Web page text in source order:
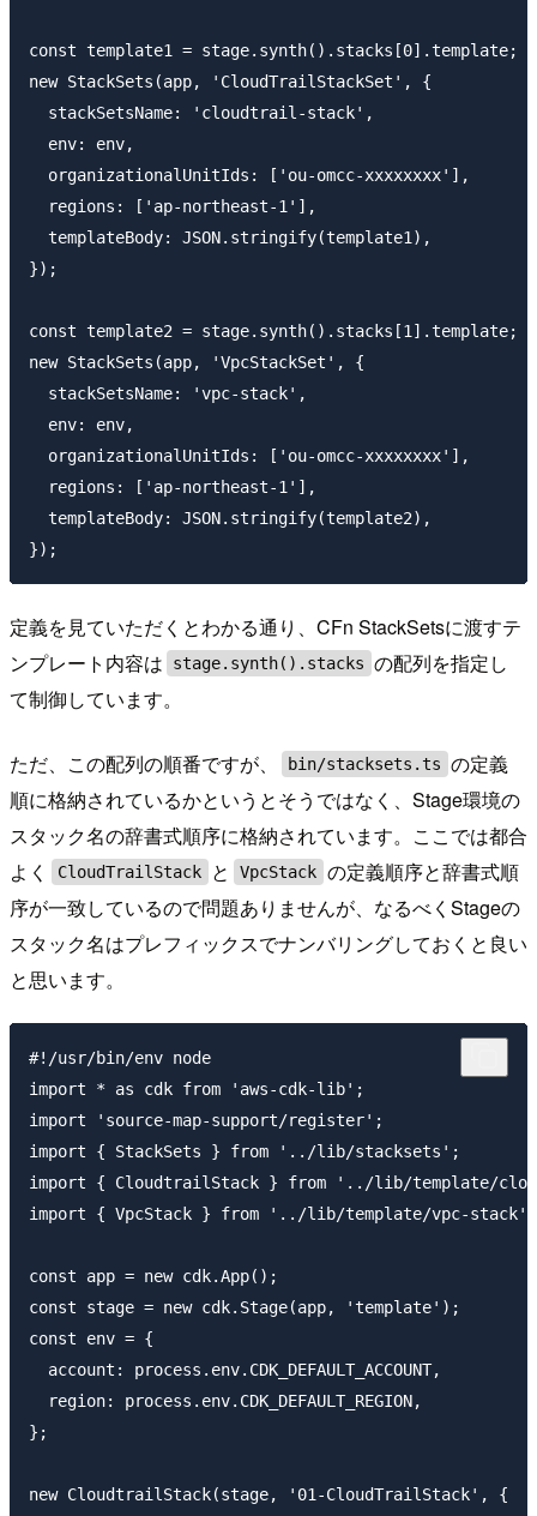
const template1 = stage.synth().stacks[0].template;
new StackSets(app, 'CloudTrailStackSet', {
  stackSetsName: 'cloudtrail-stack',
  env: env,
  organizationalUnitIds: ['ou-omcc-xxxxxxxx'],
  regions: ['ap-northeast-1'],
  templateBody: JSON.stringify(template1),
});
const template2 = stage.synth().stacks[1].template;
new StackSets(app, 'VpcStackSet', {
  stackSetsName: 'vpc-stack',
  env: env,
  organizationalUnitIds: ['ou-omcc-xxxxxxxx'],
  regions: ['ap-northeast-1'],
  templateBody: JSON.stringify(template2),
定義を見ていただくとわかる通り、CFn StackSetsに渡すテ
ンプレート内容は
stage.synth().stacks の配列を指定し
て制御しています。
ただ、この配列の順番ですが、 bin/stacksets.ts の定義
順に格納されているかというとそうではなく、Stage環境の
スタック名の辞書式順序に格納されています。ここでは都合
よく
CloudTrailStack と VpcStack の定義順序と辞書式順
序が一致しているので問題ありませんが、なるべくStageの
スタック名はプレフィックスでナンバリングしておくと良い
と思います。
#!/usr/bin/env node
import * as cdk from 'aws-cdk-lib';
import 'source-map-support/register';
import { StackSets } from '../lib/stacksets';
import { CloudtrailStack } from '../lib/template/
import { VpcStack } from '../lib/template/vpc-stack';
const app = new cdk.App();
const stage = new cdk.Stage(app, 'template');
const env = {
  account: process.env.CDK_DEFAULT_ACCOUNT,
  region: process.env.CDK_DEFAULT_REGION,
};
new CloudtrailStack(stage, '01-CloudTrailStack', {